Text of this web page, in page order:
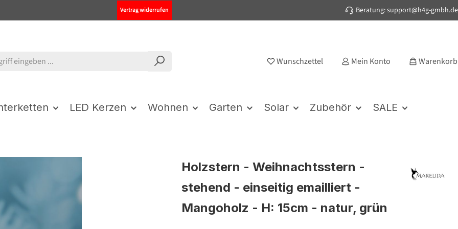
Vertrag widerrufen Beratung: support@h4g-gmbh.de
Wunschzettel Mein Konto Warenkorb
LED Kerzen Wohnen Garten Solar Zubehör SALE
Holzstern - Weihnachtsstern -
stehend - einseitig emailliert -
Mangoholz - H: 15cm - natur, grün